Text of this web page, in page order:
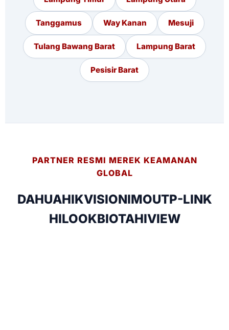
Tanggamus Way Kanan Mesuji
Tulang Bawang Barat Lampung Barat
Pesisir Barat
PARTNER RESMI MEREK KEAMANAN
GLOBAL
DAHUAHIKVISIONIMOUTP-LINK
HILOOKBIOTAHIVIEW